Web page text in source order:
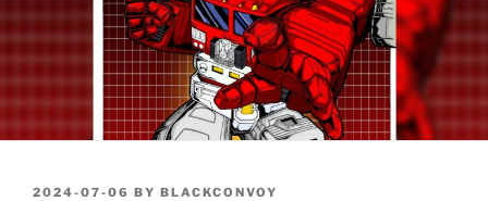
POSTED
2024-07-06 BY BLACKCONVOY